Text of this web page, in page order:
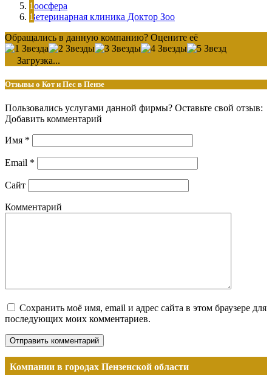
Зоосфера
Ветеринарная клиника Доктор Зоо
Обращались в данную компанию? Оцените её
Загрузка...
Отзывы о Кот и Пес в Пензе
Пользовались услугами данной фирмы? Оставьте свой отзыв:
Добавить комментарий
Имя *
Email *
Сайт
Комментарий
Сохранить моё имя, email и адрес сайта в этом браузере для
последующих моих комментариев.
Компании в городах Пензенской области